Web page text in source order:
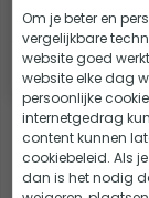
Beschikbare
W'eau Spa
W'eau
W'eau
W'eau
1x
Om je beter en
vergelijkbare
website goed
website elke dag
persoonlijke
internetgedrag
content kunnen
cookiebeleid. Als
dan is het nodig